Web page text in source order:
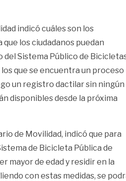
indicó cuáles son los
los ciudadanos puedan
del Sistema Público de
que se encuentra un proceso
un registro dactilar sin ningún
disponibles desde la próxima
de Movilidad, indicó que para
de Bicicleta Pública de
mayor de edad y residir en la
con estas medidas, se